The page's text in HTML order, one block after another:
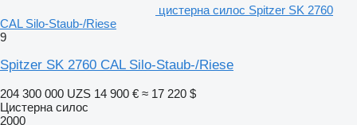
цистерна силос Spitzer SK 2760
CAL Silo-Staub-/Riese
9
Spitzer SK 2760 CAL Silo-Staub-/Riese
204 300 000 UZS 14 900 € ≈ 17 220 $
Цистерна силос
2000